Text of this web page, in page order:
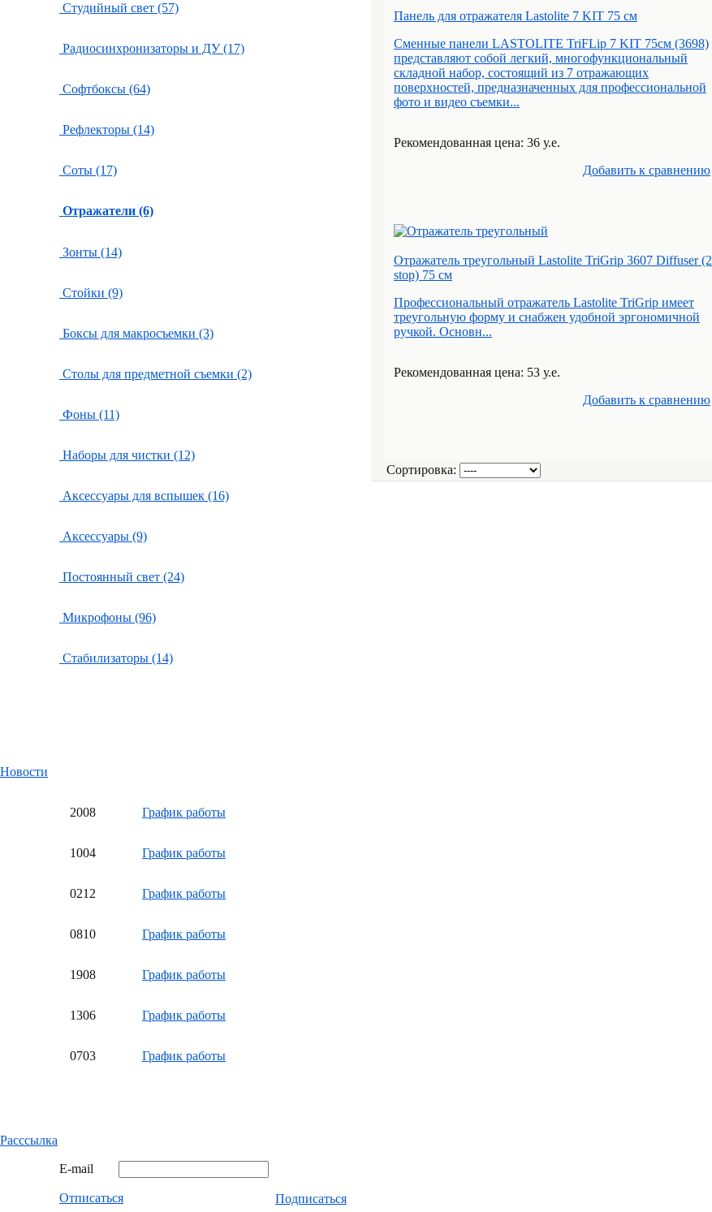
Студийный свет (57)
Радиосинхронизаторы и ДУ (17)
Софтбоксы (64)
Рефлекторы (14)
Соты (17)
Отражатели (6)
Зонты (14)
Стойки (9)
Боксы для макросъемки (3)
Столы для предметной съемки (2)
Фоны (11)
Наборы для чистки (12)
Аксессуары для вспышек (16)
Аксессуары (9)
Постоянный свет (24)
Микрофоны (96)
Стабилизаторы (14)
Новости
2008 График работы
1004 График работы
0212 График работы
0810 График работы
1908 График работы
1306 График работы
0703 График работы
Расссылка
E-mail
Отписаться Подписаться
Панель для отражателя Lastolite 7 KIT 75 см
Сменные панели LASTOLITE TriFLip 7 KIT 75см (3698)
представляют собой легкий, многофункциональный
складной набор, состоящий из 7 отражающих
поверхностей, предназначенных для профессиональной
фото и видео съемки...
Рекомендованная цена: 36 у.е.
Добавить к cравнению
Отражатель треугольный Lastolite TriGrip 3607 Diffuser (2
stop) 75 см
Профессиональный отражатель Lastolite TriGrip имеет
треугольную форму и снабжен удобной эргономичной
ручкой. Основн...
Рекомендованная цена: 53 у.е.
Добавить к cравнению
Сортировка: